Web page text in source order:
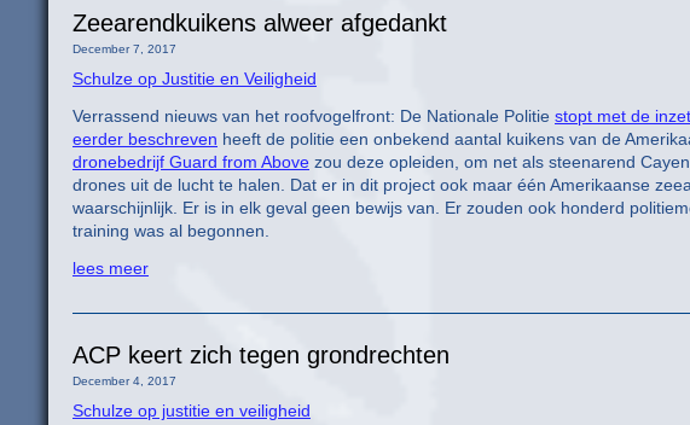
Zeearendkuikens alweer afgedankt
December 7, 2017
Schulze op Justitie en Veiligheid
Verrassend nieuws van het roofvogelfront: De Nationale Politie stopt met de
eerder beschreven heeft de politie een onbekend aantal kuikens van de
dronebedrijf Guard from Above zou deze opleiden, om net als steenarend
drones uit de lucht te halen. Dat er in dit project ook maar één Amerikaanse
waarschijnlijk. Er is in elk geval geen bewijs van. Er zouden ook honderd
training was al begonnen.
lees meer
ACP keert zich tegen grondrechten
December 4, 2017
Schulze op justitie en veiligheid